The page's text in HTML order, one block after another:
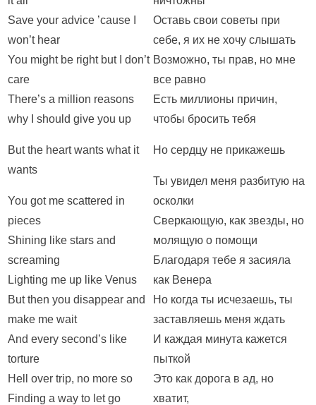
Save your advice ’cause I
won’t hear
You might be right but I don’t
care
There’s a million reasons
why I should give you up
But the heart wants what it
wants
You got me scattered in
pieces
Shining like stars and
screaming
Lighting me up like Venus
But then you disappear and
make me wait
And every second’s like
torture
Hell over trip, no more so
Finding a way to let go
Оставь свои советы при
себе, я их не хочу слышать
Возможно, ты прав, но мне
все равно
Есть миллионы причин,
чтобы бросить тебя
Но сердцу не прикажешь
Ты увидел меня разбитую на
осколки
Сверкающую, как звезды, но
молящую о помощи
Благодаря тебе я засияла
как Венера
Но когда ты исчезаешь, ты
заставляешь меня ждать
И каждая минута кажется
пыткой
Это как дорога в ад, но
хватит,